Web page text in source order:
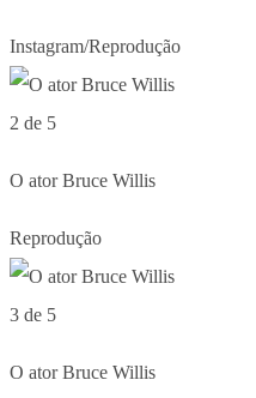
Instagram/Reprodução
2 de 5
O ator Bruce Willis
Reprodução
3 de 5
O ator Bruce Willis